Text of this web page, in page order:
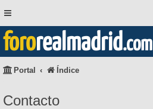
fororealmadrid.com
Portal Índice
Contacto